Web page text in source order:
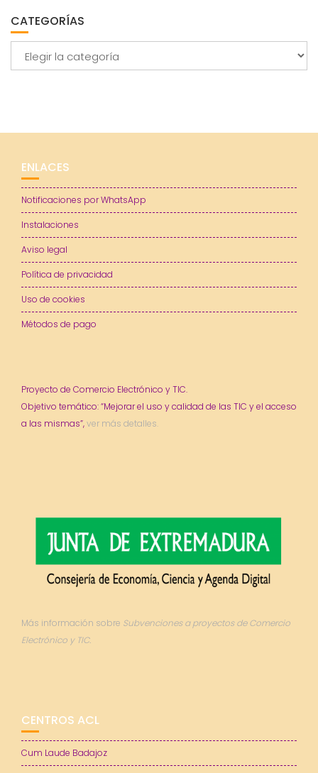
CATEGORÍAS
ENLACES
Notificaciones por WhatsApp
Instalaciones
Aviso legal
Política de privacidad
Uso de cookies
Métodos de pago
Proyecto de Comercio Electrónico y TIC.
Objetivo temático: “Mejorar el uso y calidad de las TIC y el acceso
a las mismas”,ver más detalles.
Más información sobre Subvenciones a proyectos de Comercio
Electrónico y TIC.
CENTROS ACL
Cum Laude Badajoz